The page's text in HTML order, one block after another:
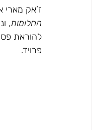
ז’אק מארי אמיל לאקאן נולד
החלומות
להוראת
פרויד.